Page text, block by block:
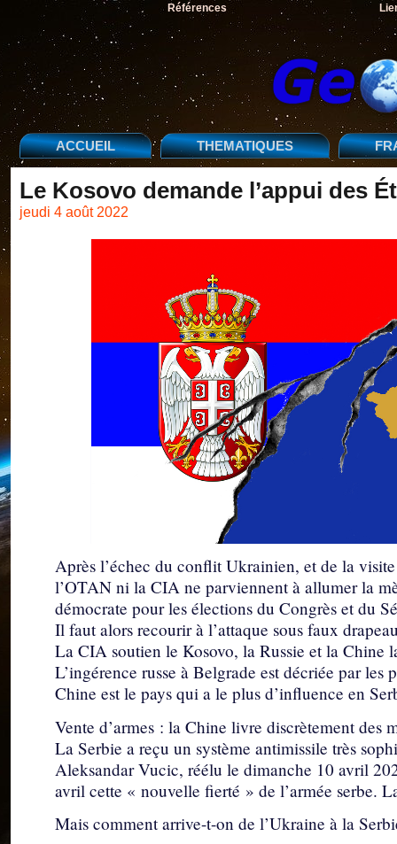
Références
ACCUEIL THEMATIQUES
Le Kosovo demande l’appui des
jeudi 4 août 2022
Après l’échec du conflit Ukrainien, et de la
l’OTAN ni la CIA ne parviennent à allumer la
démocrate pour les élections du Congrès et du
Il faut alors recourir à l’attaque sous faux
La CIA soutien le Kosovo, la Russie et la Chine
L’ingérence russe à Belgrade est décriée par
Chine est le pays qui a le plus d’influence en
Vente d’armes : la Chine livre discrètement des
La Serbie a reçu un système antimissile très
Aleksandar Vucic, réélu le dimanche 10 avril
avril cette « nouvelle fierté » de l’armée serbe.
Mais comment arrive-t-on de l’Ukraine à la